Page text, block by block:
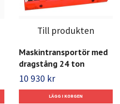
Till produkten
Maskintransportör med
dragstång 24 ton
10 930 kr